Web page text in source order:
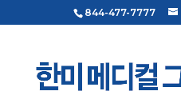
844-477-7777